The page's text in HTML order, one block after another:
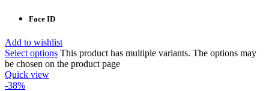
Face ID
Add to wishlist
Select options This product has multiple variants. The options may
be chosen on the product page
Quick view
-38%